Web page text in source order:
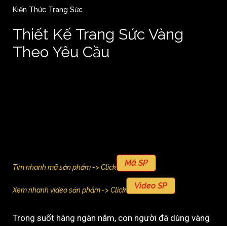
Kiến Thức Trang Sức
Thiết Kế Trang Sức Vàng
Theo Yêu Cầu
Tìm nhanh mã sản phẩm -> Click Mã SP
Xem nhanh video sản phẩm -> Click Video SP
Trong suốt hàng ngàn năm, con người đã dùng vàng